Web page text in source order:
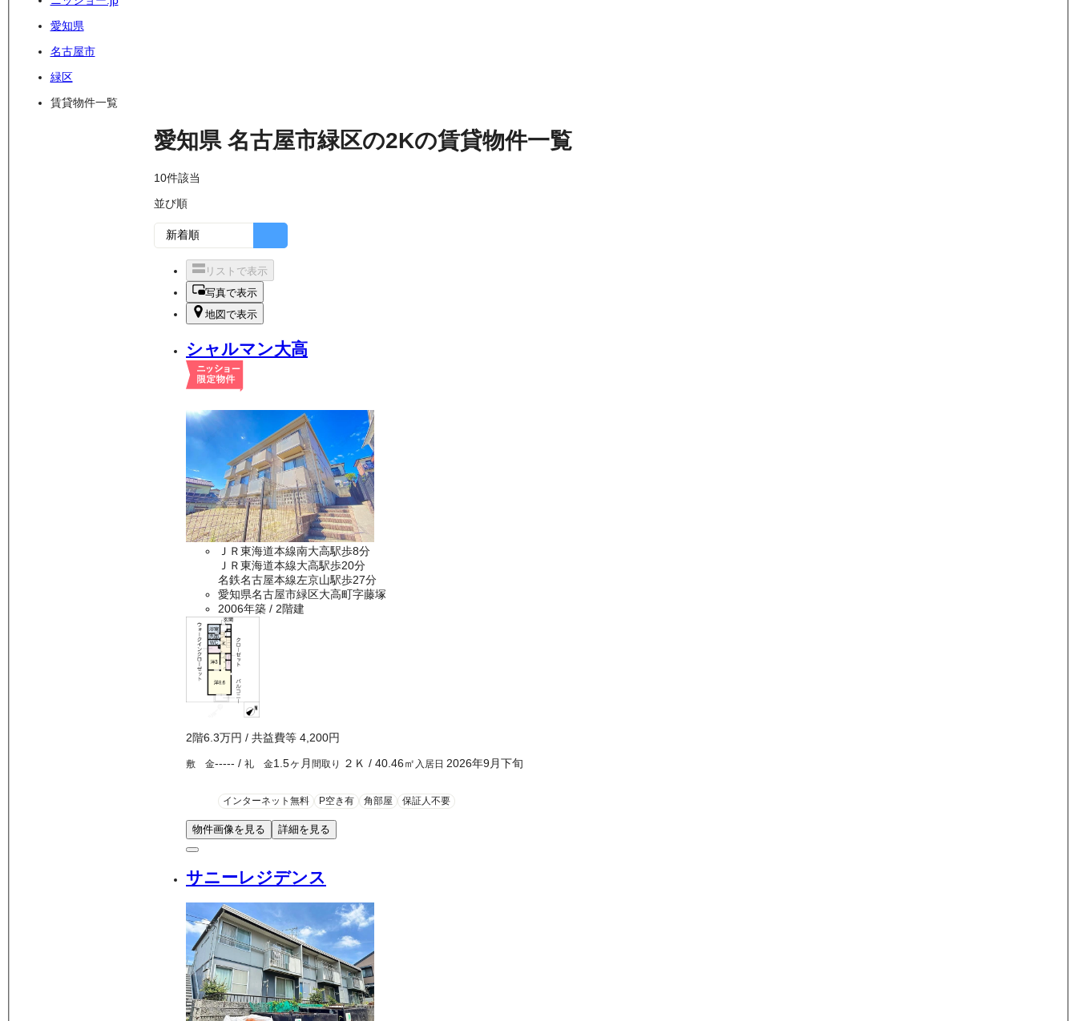
愛知県
名古屋市
緑区
賃貸物件一覧
愛知県 名古屋市緑区の2Kの賃貸物件一覧
10件該当
並び順
リストで表示
写真で表示
地図で表示
シャルマン大高
ＪＲ東海道本線南大高駅歩8分
ＪＲ東海道本線大高駅歩20分
名鉄名古屋本線左京山駅歩27分
愛知県名古屋市緑区大高町字藤塚
2006年築 / 2階建
2階6.3万円 / 共益費等 4,200円
敷 金----- / 礼 金1.5ヶ月 間取り ２Ｋ / 40.46㎡ 入居日 2026年9月下旬
インターネット無料 P空き有 角部屋 保証人不要
物件画像を見る 詳細を見る
サニーレジデンス